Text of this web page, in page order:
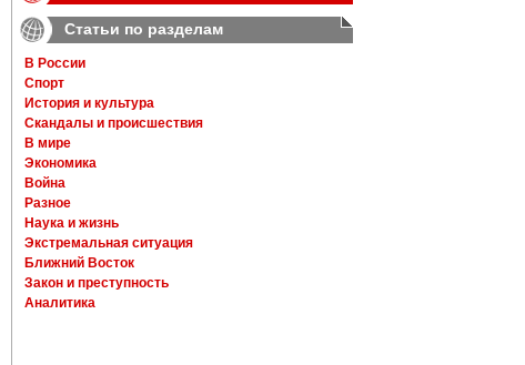
Статьи по разделам
В России
Спорт
История и культура
Скандалы и происшествия
В мире
Экономика
Война
Разное
Наука и жизнь
Экстремальная ситуация
Ближний Восток
Закон и преступность
Аналитика